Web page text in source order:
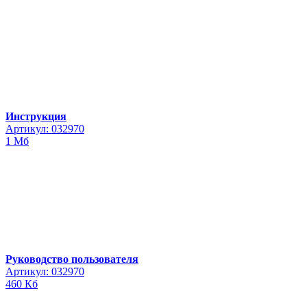
Инструкция
Артикул: 032970
1 Мб
Руководство пользователя
Артикул: 032970
460 Кб